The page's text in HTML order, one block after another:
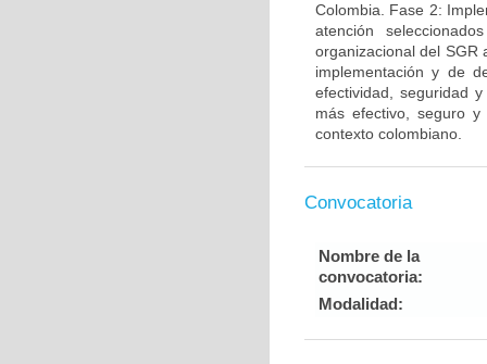
Colombia. Fase 2:
atención
organizacional del SGR
implementación y de
efectividad, seguridad
más efectivo, seguro
contexto colombiano.
Convocatoria
Nombre de la
convocatoria:
Modalidad: